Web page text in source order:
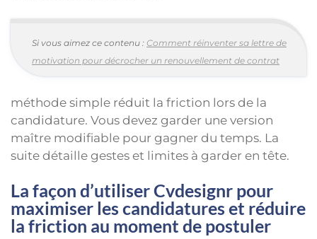
Si vous aimez ce contenu : Comment réinventer sa lettre de
motivation pour décrocher un renouvellement de contrat
méthode simple réduit la friction lors de la
candidature. Vous devez garder une version
maître modifiable pour gagner du temps. La
suite détaille gestes et limites à garder en tête.
La façon d’utiliser Cvdesignr pour
maximiser les candidatures et réduire
la friction au moment de postuler